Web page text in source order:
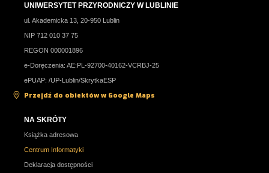
UNIWERSYTET PRZYRODNICZY W LUBLINIE
ul. Akademicka 13, 20-950 Lublin
NIP 712 010 37 75
REGON 000001896
e-Doręczenia: AE:PL-92700-40162-VCRBJ-25
ePUAP: /UP-Lublin/SkrytkaESP
Przejdź do obiektów w Google Maps
NA SKRÓTY
Książka adresowa
Centrum Informatyki
Deklaracja dostępności